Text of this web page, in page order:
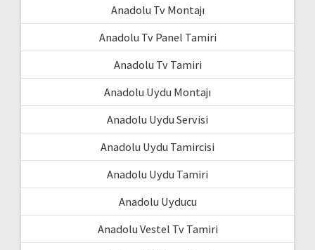
Anadolu Tv Montajı
Anadolu Tv Panel Tamiri
Anadolu Tv Tamiri
Anadolu Uydu Montajı
Anadolu Uydu Servisi
Anadolu Uydu Tamircisi
Anadolu Uydu Tamiri
Anadolu Uyducu
Anadolu Vestel Tv Tamiri